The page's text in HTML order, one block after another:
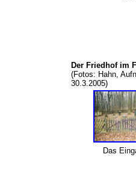
Der Friedhof im
(Fotos: Hahn,
30.3.2005)
Das